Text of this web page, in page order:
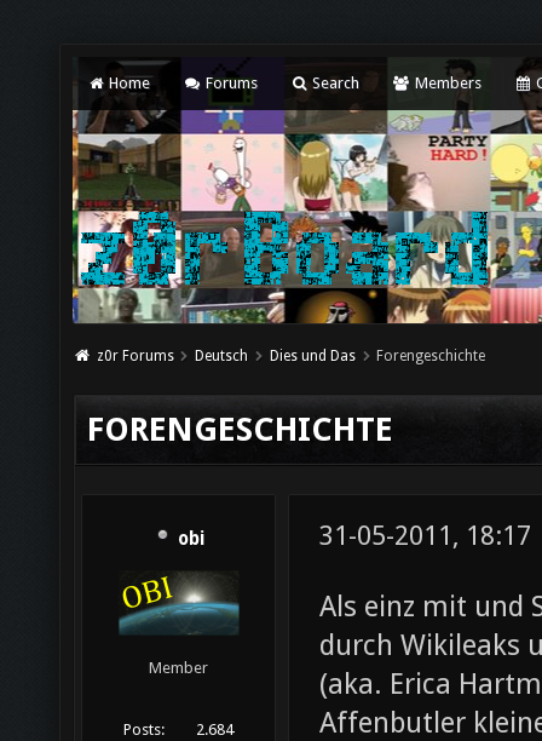
Home Forums Search Members
z0r Forums Deutsch Dies und Das Forengeschichte
FORENGESCHICHTE
obi
Member
Posts:
2.684
31-05-2011, 18:17
Als einz mit und
durch Wikileaks
(aka. Erica
Affenbutler